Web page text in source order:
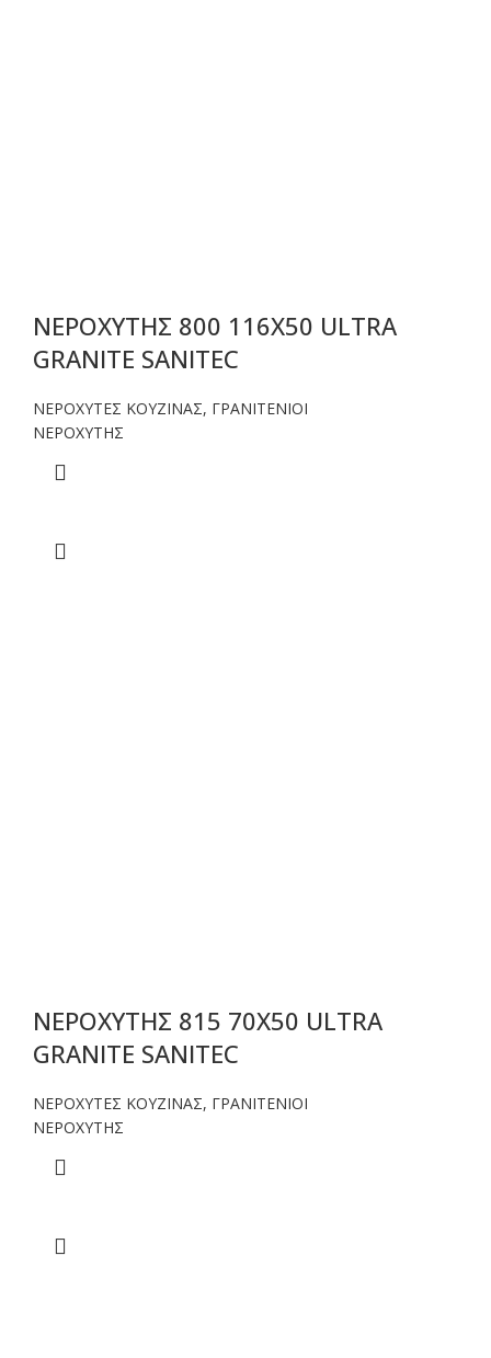
ΝΕΡΟΧΥΤΗΣ 800 116Χ50 ULTRA
GRANITE SANITEC
ΝΕΡΟΧΥΤΕΣ ΚΟΥΖΙΝΑΣ, ΓΡΑΝΙΤΕΝΙΟΙ
ΝΕΡΟΧΥΤΗΣ
ΝΕΡΟΧΥΤΗΣ 815 70X50 ULTRA
GRANITE SANITEC
ΝΕΡΟΧΥΤΕΣ ΚΟΥΖΙΝΑΣ, ΓΡΑΝΙΤΕΝΙΟΙ
ΝΕΡΟΧΥΤΗΣ